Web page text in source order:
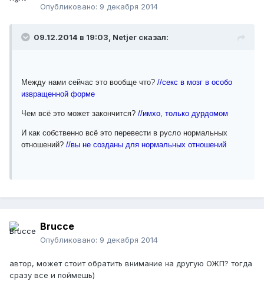
Опубликовано: 9 декабря 2014
09.12.2014 в 19:03, Netjer сказал:
Между нами сейчас это вообще что? //секс в мозг в особо
извращенной форме
Чем всё это может закончится? //имхо, только дурдомом
И как собственно всё это перевести в русло нормальных
отношений? //вы не созданы для нормальных отношений
Brucce
Опубликовано: 9 декабря 2014
автор, может стоит обратить внимание на другую ОЖП? тогда
сразу все и поймешь)